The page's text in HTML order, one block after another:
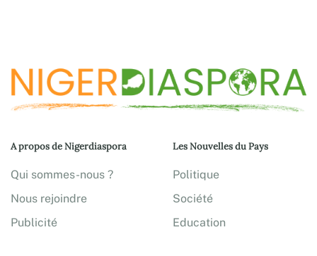
A propos de Nigerdiaspora
Qui sommes-nous ?
Nous rejoindre
Publicité
Les Nouvelles du Pays
Politique
Société
Education